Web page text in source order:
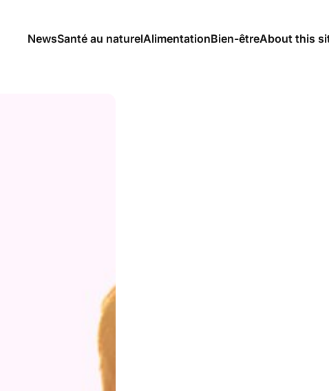
NewsSanté au naturelAlimentationBien-êtreAbout this